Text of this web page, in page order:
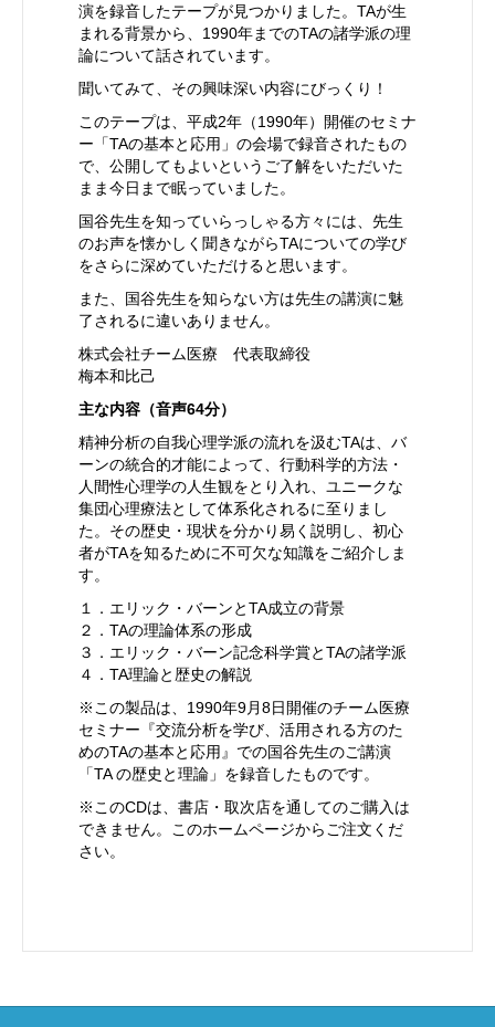
演を録音したテープが見つかりました。TAが生
まれる背景から、1990年までのTAの諸学派の理
論について話されています。
聞いてみて、その興味深い内容にびっくり！
このテープは、平成2年（1990年）開催のセミナ
ー「TAの基本と応用」の会場で録音されたもの
で、公開してもよいというご了解をいただいた
まま今日まで眠っていました。
国谷先生を知っていらっしゃる方々には、先生
のお声を懐かしく聞きながらTAについての学び
をさらに深めていただけると思います。
また、国谷先生を知らない方は先生の講演に魅
了されるに違いありません。
株式会社チーム医療 代表取締役
梅本和比己
主な内容（音声64分）
精神分析の自我心理学派の流れを汲むTAは、バ
ーンの統合的才能によって、行動科学的方法・
人間性心理学の人生観をとり入れ、ユニークな
集団心理療法として体系化されるに至りまし
た。その歴史・現状を分かり易く説明し、初心
者がTAを知るために不可欠な知識をご紹介しま
す。
１．エリック・バーンとTA成立の背景
２．TAの理論体系の形成
３．エリック・バーン記念科学賞とTAの諸学派
４．TA理論と歴史の解説
※この製品は、1990年9月8日開催のチーム医療
セミナー『交流分析を学び、活用される方のた
めのTAの基本と応用』での国谷先生のご講演
「TA の歴史と理論」を録音したものです。
※このCDは、書店・取次店を通してのご購入は
できません。このホームページからご注文くだ
さい。